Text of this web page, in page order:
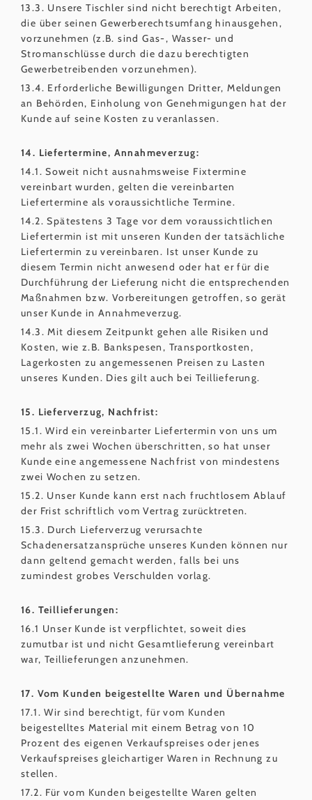
13.3. Unsere Tischler sind nicht berechtigt Arbeiten,
die über seinen Gewerberechtsumfang hinausgehen,
vorzunehmen (z.B. sind Gas-, Wasser- und
Stromanschlüsse durch die dazu berechtigten
Gewerbetreibenden vorzunehmen).
13.4. Erforderliche Bewilligungen Dritter, Meldungen
an Behörden, Einholung von Genehmigungen hat der
Kunde auf seine Kosten zu veranlassen.
14. Liefertermine, Annahmeverzug:
14.1. Soweit nicht ausnahmsweise Fixtermine
vereinbart wurden, gelten die vereinbarten
Liefertermine als voraussichtliche Termine.
14.2. Spätestens 3 Tage vor dem voraussichtlichen
Liefertermin ist mit unseren Kunden der tatsächliche
Liefertermin zu vereinbaren. Ist unser Kunde zu
diesem Termin nicht anwesend oder hat er für die
Durchführung der Lieferung nicht die entsprechenden
Maßnahmen bzw. Vorbereitungen getroffen, so gerät
unser Kunde in Annahmeverzug.
14.3. Mit diesem Zeitpunkt gehen alle Risiken und
Kosten, wie z.B. Bankspesen, Transportkosten,
Lagerkosten zu angemessenen Preisen zu Lasten
unseres Kunden. Dies gilt auch bei Teillieferung.
15. Lieferverzug, Nachfrist:
15.1. Wird ein vereinbarter Liefertermin von uns um
mehr als zwei Wochen überschritten, so hat unser
Kunde eine angemessene Nachfrist von mindestens
zwei Wochen zu setzen.
15.2. Unser Kunde kann erst nach fruchtlosem Ablauf
der Frist schriftlich vom Vertrag zurücktreten.
15.3. Durch Lieferverzug verursachte
Schadenersatzansprüche unseres Kunden können nur
dann geltend gemacht werden, falls bei uns
zumindest grobes Verschulden vorlag.
16. Teillieferungen:
16.1 Unser Kunde ist verpflichtet, soweit dies
zumutbar ist und nicht Gesamtlieferung vereinbart
war, Teillieferungen anzunehmen.
17. Vom Kunden beigestellte Waren und Übernahme
17.1. Wir sind berechtigt, für vom Kunden
beigestelltes Material mit einem Betrag von 10
Prozent des eigenen Verkaufspreises oder jenes
Verkaufspreises gleichartiger Waren in Rechnung zu
stellen.
17.2. Für vom Kunden beigestellte Waren gelten